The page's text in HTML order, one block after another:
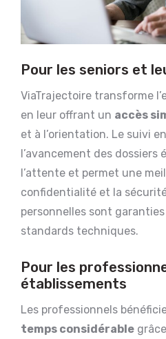
Pour les seniors et
ViaTrajectoire transforme
en leur offrant un accès
et à l’orientation. Le suivi
l’avancement des dossiers
l’attente et permet une
confidentialité et la
personnelles sont
standards techniques.
Pour les
établissements
Les professionnels
temps considérable